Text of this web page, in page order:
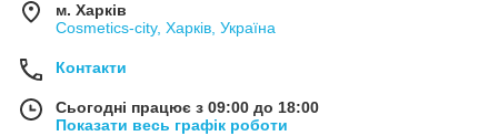
м. Харків
Cosmetics-city, Харків, Україна
Контакти
Сьогодні працює з 09:00 до 18:00
Показати весь графік роботи